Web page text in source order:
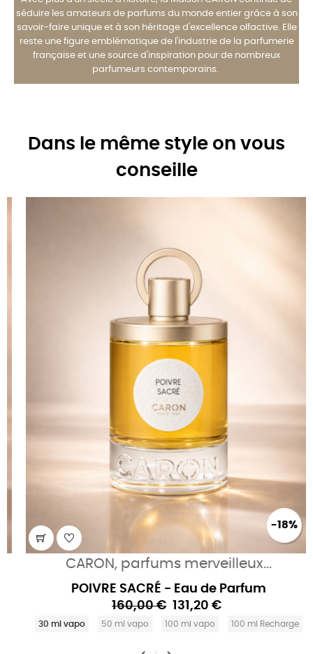
séduire les amateurs de parfums du monde entier grâce à son
savoir-faire unique et à son héritage d'excellence olfactive. Elle
reste une figure emblématique de l'industrie de la parfumerie
française et une source d'inspiration pour de nombreux
parfumeurs contemporains.
Dans le même style on vous
conseille
-18%
CARON, parfums merveilleux...
POIVRE SACRÉ - Eau de Parfum
160,00 € 131,20 €
30 ml vapo 50 ml vapo 100 ml vapo 100 ml Recharge